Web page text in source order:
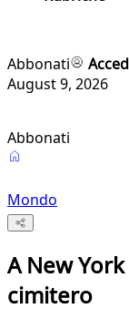
Abbonati
August 9, 2026
Abbonati
Mondo
A New
cimitero